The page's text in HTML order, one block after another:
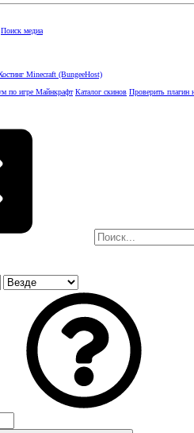
Поиск медиа
Minecraft (BungeeHost)
по игре Майнкрафт Каталог скинов Проверить плагин